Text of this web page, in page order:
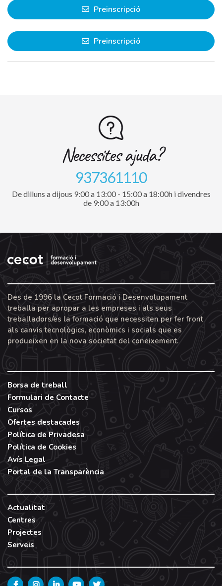
Preinscripció
Preinscripció
Necessites ajuda?
937361110
De dilluns a dijous 9:00 a 13:00 - 15:00 a 18:00h i divendres
de 9:00 a 13:00h
Des de 1996 la Cecot Formació i Desenvolupament
treballa per apropar a les empreses i als seus
treballadors/es la formació que necessiten per fer front
als canvis tecnològics, econòmics i socials que es
produeixen en la nova societat del coneixement.
Borsa de treball
Formulari de Contacte
Cursos
Ofertes destacades
Política de Privadesa
Política de Cookies
Avís Legal
Portal de la Transparència
Actualitat
Centres
Projectes
Serveis